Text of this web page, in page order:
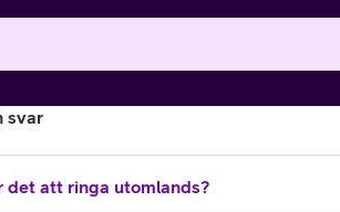
svar
det att ringa utomlands?